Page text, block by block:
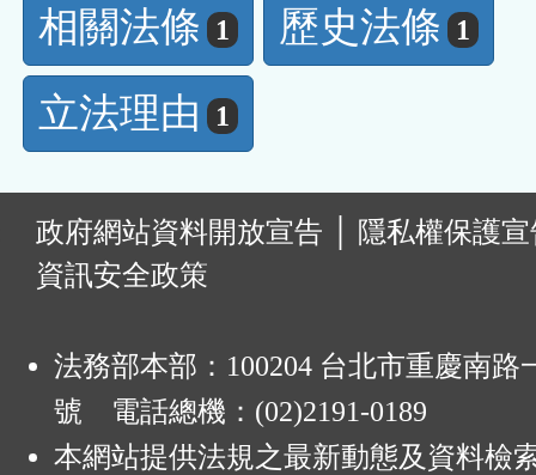
相關法條
1 歷史法條 1
立法理由 1
政府網站資料開放宣告
隱私權保護
資訊安全政策
法務部本部：100204 台北市重慶南路
號 電話總機：(02)2191-0189
本網站提供法規之最新動態及資料檢